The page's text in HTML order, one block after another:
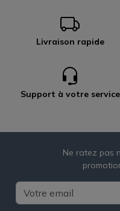
Livraison rapide
Support à votre service
Ne ratez pas